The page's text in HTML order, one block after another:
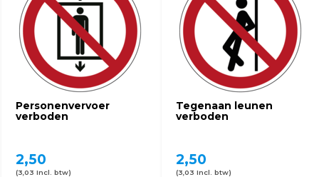
Personenvervoer
verboden
2,50
(3,03 Incl. btw)
Tegenaan leunen
verboden
2,50
(3,03 Incl. btw)